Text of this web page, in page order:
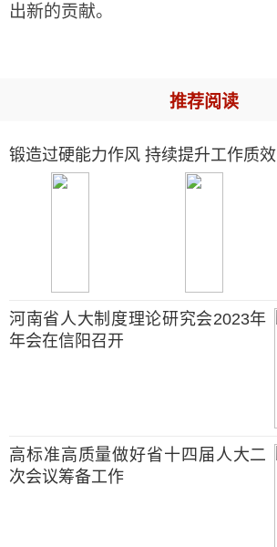
出新的贡献。
推荐阅读
锻造过硬能力作风 持续提升工作质效
河南省人大制度理论研究会2023年
年会在信阳召开
高标准高质量做好省十四届人大二
次会议筹备工作